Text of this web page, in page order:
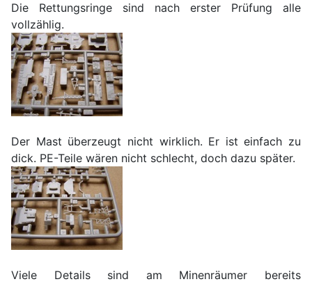
Die Rettungsringe sind nach erster Prüfung alle
vollzählig.
Der Mast überzeugt nicht wirklich. Er ist einfach zu
dick. PE-Teile wären nicht schlecht, doch dazu später.
Viele Details sind am Minenräumer bereits